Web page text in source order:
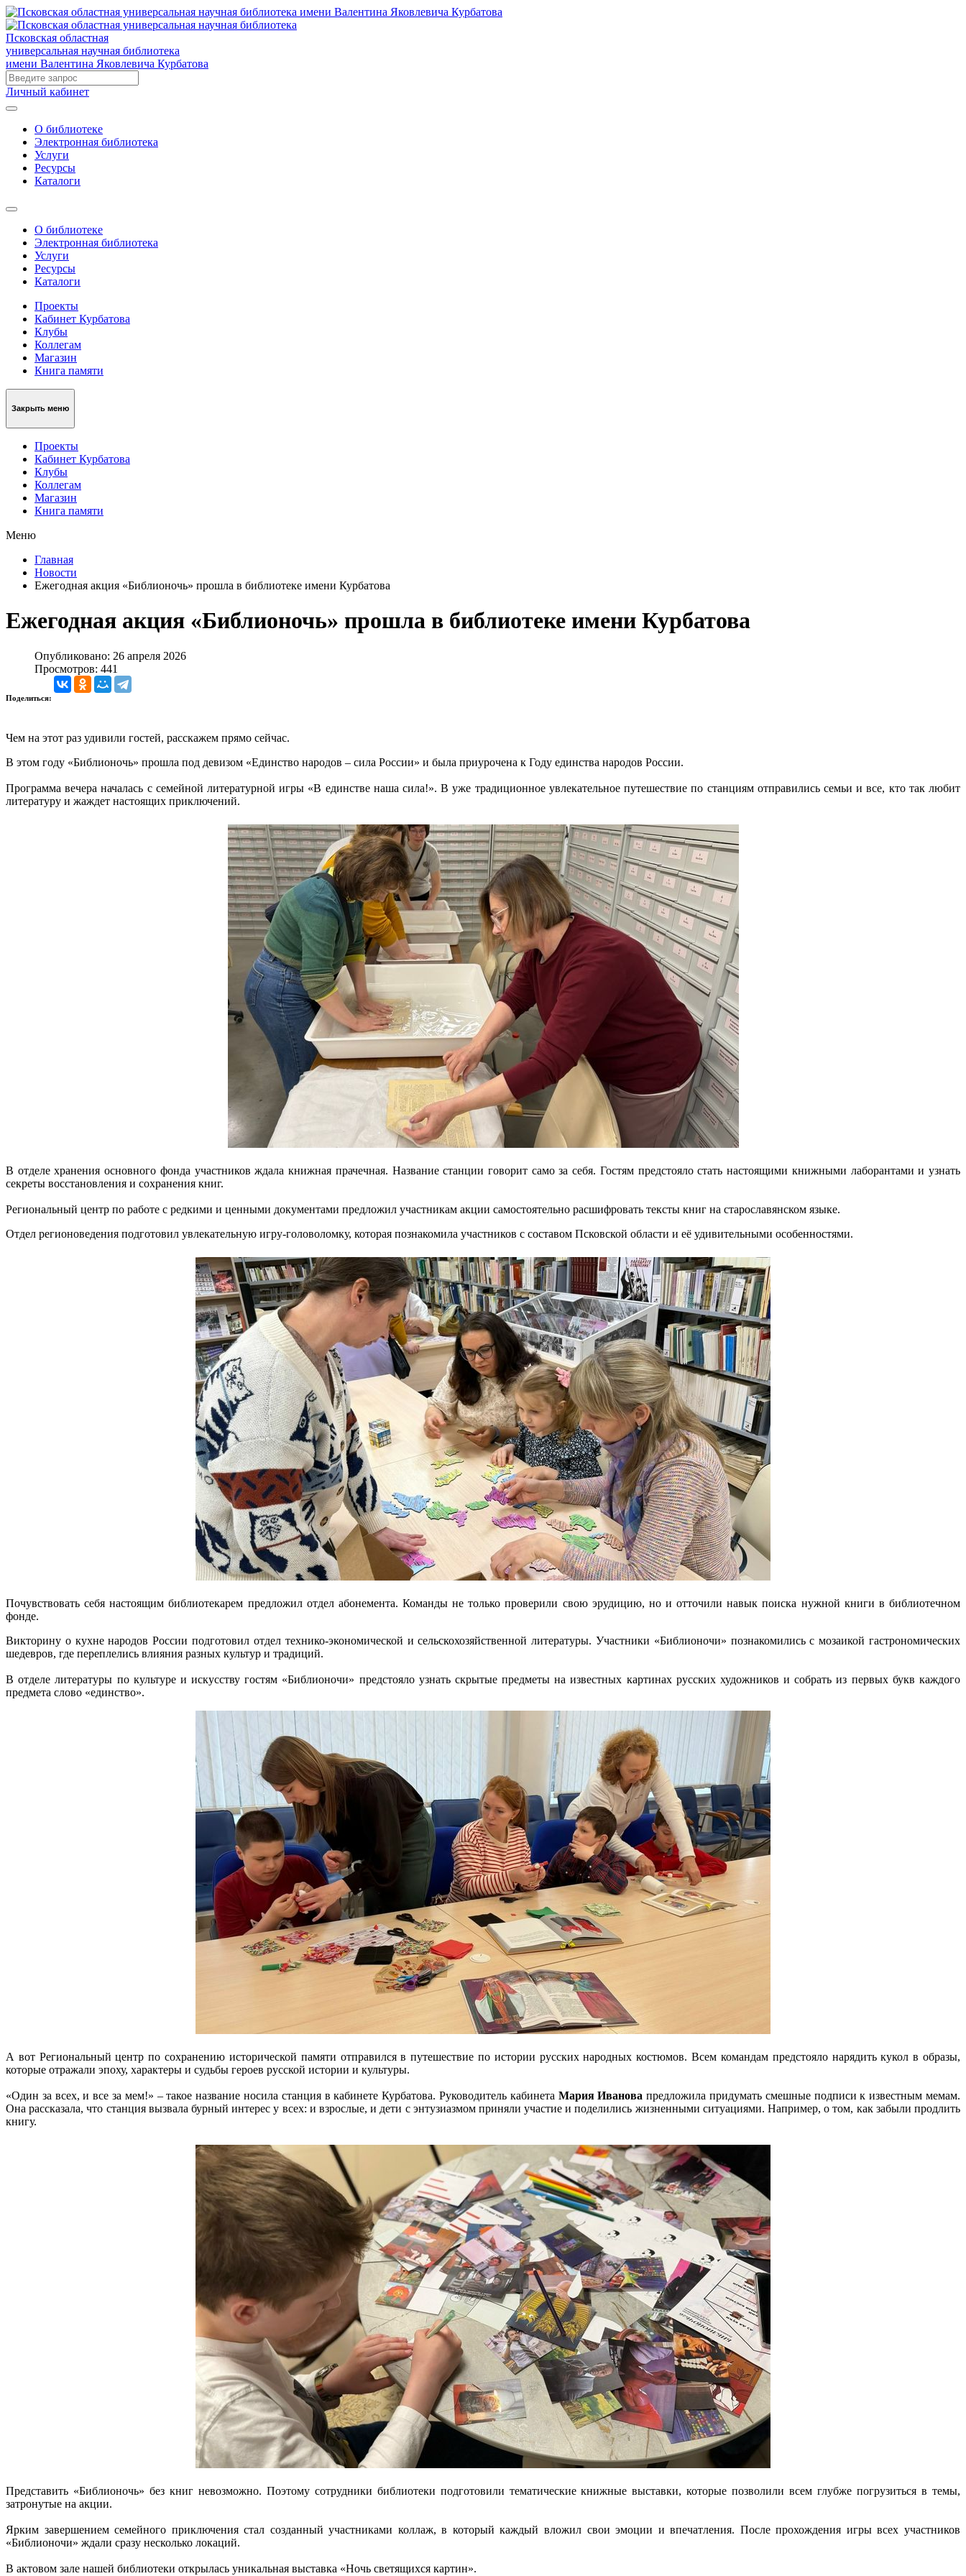
Псковская областная
универсальная научная библиотека
имени Валентина Яковлевича Курбатова
Личный кабинет
О библиотеке
Электронная библиотека
Услуги
Ресурсы
Каталоги
О библиотеке
Электронная библиотека
Услуги
Ресурсы
Каталоги
Проекты
Кабинет Курбатова
Клубы
Коллегам
Магазин
Книга памяти
Закрыть меню
Проекты
Кабинет Курбатова
Клубы
Коллегам
Магазин
Книга памяти
Меню
Главная
Новости
Ежегодная акция «Библионочь» прошла в библиотеке имени Курбатова
Ежегодная акция «Библионочь» прошла в библиотеке имени Курбатова
Опубликовано: 26 апреля 2026
Просмотров: 441
Поделиться:
Чем на этот раз удивили гостей, расскажем прямо сейчас.
В этом году «Библионочь» прошла под девизом «Единство народов – сила России» и была приурочена к Году единства народов России.
Программа вечера началась с семейной литературной игры «В единстве наша сила!». В уже традиционное увлекательное путешествие по станциям отправились семьи и все, кто так любит
литературу и жаждет настоящих приключений.
В отделе хранения основного фонда участников ждала книжная прачечная. Название станции говорит само за себя. Гостям предстояло стать настоящими книжными лаборантами и узнать
секреты восстановления и сохранения книг.
Региональный центр по работе с редкими и ценными документами предложил участникам акции самостоятельно расшифровать тексты книг на старославянском языке.
Отдел регионоведения подготовил увлекательную игру-головоломку, которая познакомила участников с составом Псковской области и её удивительными особенностями.
Почувствовать себя настоящим библиотекарем предложил отдел абонемента. Команды не только проверили свою эрудицию, но и отточили навык поиска нужной книги в библиотечном
фонде.
Викторину о кухне народов России подготовил отдел технико-экономической и сельскохозяйственной литературы. Участники «Библионочи» познакомились с мозаикой гастрономических
шедевров, где переплелись влияния разных культур и традиций.
В отделе литературы по культуре и искусству гостям «Библионочи» предстояло узнать скрытые предметы на известных картинах русских художников и собрать из первых букв каждого
предмета слово «единство».
А вот Региональный центр по сохранению исторической памяти отправился в путешествие по истории русских народных костюмов. Всем командам предстояло нарядить кукол в образы,
которые отражали эпоху, характеры и судьбы героев русской истории и культуры.
«Один за всех, и все за мем!» – такое название носила станция в кабинете Курбатова. Руководитель кабинета Мария Иванова предложила придумать смешные подписи к известным мемам.
Она рассказала, что станция вызвала бурный интерес у всех: и взрослые, и дети с энтузиазмом приняли участие и поделились жизненными ситуациями. Например, о том, как забыли продлить
книгу.
Представить «Библионочь» без книг невозможно. Поэтому сотрудники библиотеки подготовили тематические книжные выставки, которые позволили всем глубже погрузиться в темы,
затронутые на акции.
Ярким завершением семейного приключения стал созданный участниками коллаж, в который каждый вложил свои эмоции и впечатления. После прохождения игры всех участников
«Библионочи» ждали сразу несколько локаций.
В актовом зале нашей библиотеки открылась уникальная выставка «Ночь светящихся картин».